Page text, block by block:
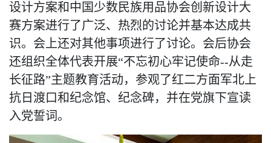
设计方案和中国少数民族用品协会创新设计大
赛方案进行了广泛、热烈的讨论并基本达成共
识。会上还对其他事项进行了讨论。会后协会
还组织全体代表开展“不忘初心牢记使命--从走
长征路”主题教育活动，参观了红二方面军北上
抗日渡口和纪念馆、纪念碑，并在党旗下宣读
入党誓词。